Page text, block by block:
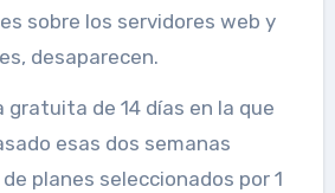
sobre los servidores web y
desaparecen.
gratuita de 14 días en la que
esas dos semanas
planes seleccionados por 1